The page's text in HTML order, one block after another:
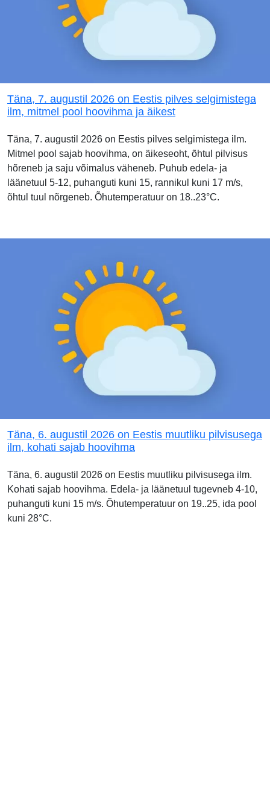
Täna, 7. augustil 2026 on Eestis pilves selgimistega
ilm, mitmel pool hoovihma ja äikest
Täna, 7. augustil 2026 on Eestis pilves selgimistega ilm.
Mitmel pool sajab hoovihma, on äikeseoht, õhtul pilvisus
hõreneb ja saju võimalus väheneb. Puhub edela- ja
läänetuul 5-12, puhanguti kuni 15, rannikul kuni 17 m/s,
õhtul tuul nõrgeneb. Õhutemperatuur on 18..23°C.
Täna, 6. augustil 2026 on Eestis muutliku pilvisusega
ilm, kohati sajab hoovihma
Täna, 6. augustil 2026 on Eestis muutliku pilvisusega ilm.
Kohati sajab hoovihma. Edela- ja läänetuul tugevneb 4-10,
puhanguti kuni 15 m/s. Õhutemperatuur on 19..25, ida pool
kuni 28°C.